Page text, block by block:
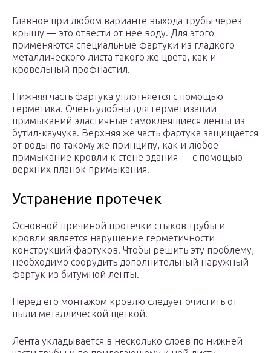
Главное при любом варианте выхода трубы через
крышу — это отвести от нее воду. Для этого
применяются специальные фартуки из гладкого
металлического листа такого же цвета, как и
кровельный профнастил.
Нижняя часть фартука уплотняется с помощью
герметика. Очень удобны для герметизации
примыканий эластичные самоклеящиеся ленты из
бутил-каучука. Верхняя же часть фартука защищается
от воды по такому же принципу, как и любое
примыкание кровли к стене здания — с помощью
верхних планок примыкания.
Устранение протечек
Основной причиной протечки стыков трубы и
кровли является нарушение герметичности
конструкций фартуков. Чтобы решить эту проблему,
необходимо соорудить дополнительный наружный
фартук из битумной ленты.
Перед его монтажом кровлю следует очистить от
пыли металлической щеткой.
Лента укладывается в несколько слоев по нижней